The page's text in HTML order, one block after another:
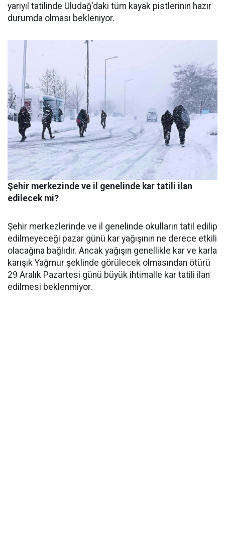
yarıyıl tatilinde Uludağ'daki tüm kayak pistlerinin hazır
durumda olması bekleniyor.
Şehir merkezinde ve il genelinde kar tatili ilan
edilecek mi?
Şehir merkezlerinde ve il genelinde okulların tatil edilip
edilmeyeceği pazar günü kar yağışının ne derece etkili
olacağına bağlıdır. Ancak yağışın genellikle kar ve karla
karışık Yağmur şeklinde görülecek olmasından ötürü
29 Aralık Pazartesi günü büyük ihtimalle kar tatili ilan
edilmesi beklenmiyor.